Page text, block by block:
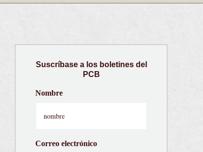
Suscríbase a los boletines del
PCB
Nombre
Correo electrónico